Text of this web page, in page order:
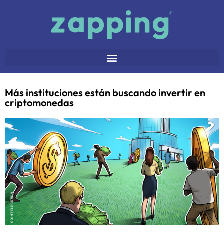
Más instituciones están buscando invertir en
criptomonedas